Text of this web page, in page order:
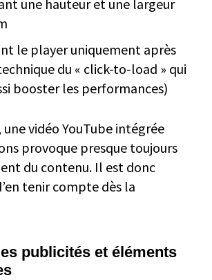
une hauteur et une largeur
le player uniquement après
du « click-to-load » qui
booster les performances)
vidéo YouTube intégrée
provoque presque toujours
du contenu. Il est donc
tenir compte dès la
publicités et éléments